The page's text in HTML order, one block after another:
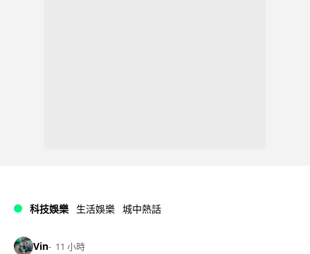
科技娛樂 生活娛樂 城中熱話
Vin 11 小時